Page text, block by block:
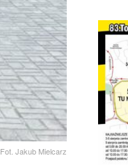
Fot. Jakub Mielcarz